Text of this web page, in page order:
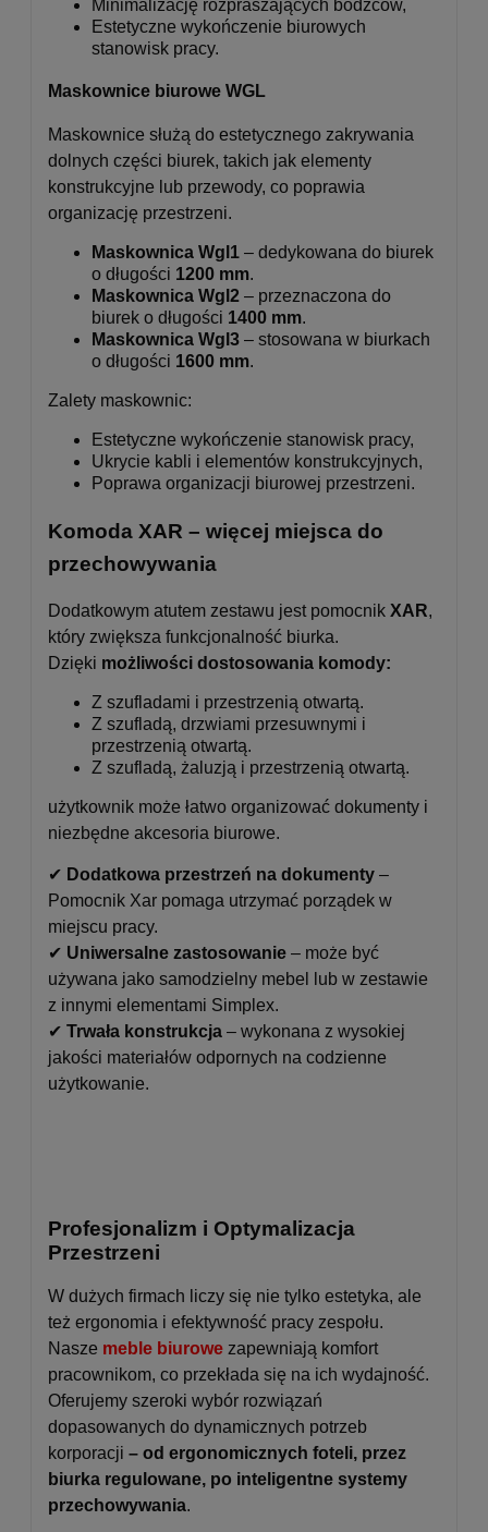
Minimalizację rozpraszających bodźców,
Estetyczne wykończenie biurowych
stanowisk pracy.
Maskownice biurowe WGL
Maskownice służą do estetycznego zakrywania
dolnych części biurek, takich jak elementy
konstrukcyjne lub przewody, co poprawia
organizację przestrzeni.
Maskownica Wgl1 – dedykowana do biurek
o długości 1200 mm.
Maskownica Wgl2 – przeznaczona do
biurek o długości 1400 mm.
Maskownica Wgl3 – stosowana w biurkach
o długości 1600 mm.
Zalety maskownic:
Estetyczne wykończenie stanowisk pracy,
Ukrycie kabli i elementów konstrukcyjnych,
Poprawa organizacji biurowej przestrzeni.
Komoda XAR – więcej miejsca do
przechowywania
Dodatkowym atutem zestawu jest pomocnik XAR,
który zwiększa funkcjonalność biurka.
Dzięki możliwości dostosowania komody:
Z szufladami i przestrzenią otwartą.
Z szufladą, drzwiami przesuwnymi i
przestrzenią otwartą.
Z szufladą, żaluzją i przestrzenią otwartą.
użytkownik może łatwo organizować dokumenty i
niezbędne akcesoria biurowe.
✔ Dodatkowa przestrzeń na dokumenty –
Pomocnik Xar pomaga utrzymać porządek w
miejscu pracy.
✔ Uniwersalne zastosowanie – może być
używana jako samodzielny mebel lub w zestawie
z innymi elementami Simplex.
✔ Trwała konstrukcja – wykonana z wysokiej
jakości materiałów odpornych na codzienne
użytkowanie.
Profesjonalizm i Optymalizacja
Przestrzeni
W dużych firmach liczy się nie tylko estetyka, ale
też ergonomia i efektywność pracy zespołu.
Nasze meble biurowe zapewniają komfort
pracownikom, co przekłada się na ich wydajność.
Oferujemy szeroki wybór rozwiązań
dopasowanych do dynamicznych potrzeb
korporacji – od ergonomicznych foteli, przez
biurka regulowane, po inteligentne systemy
przechowywania.